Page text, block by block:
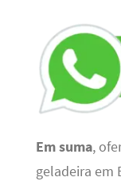
Em suma,
geladeira em